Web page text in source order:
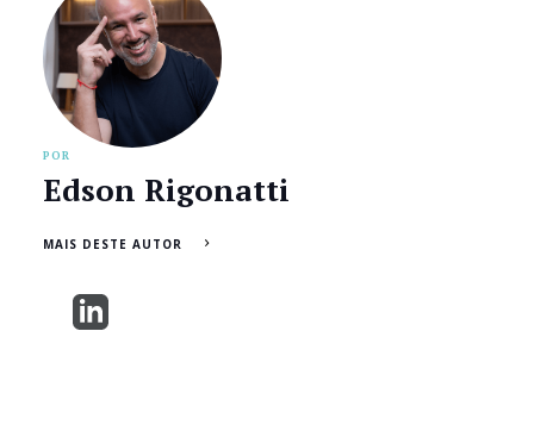
POR
Edson Rigonatti
MAIS DESTE AUTOR